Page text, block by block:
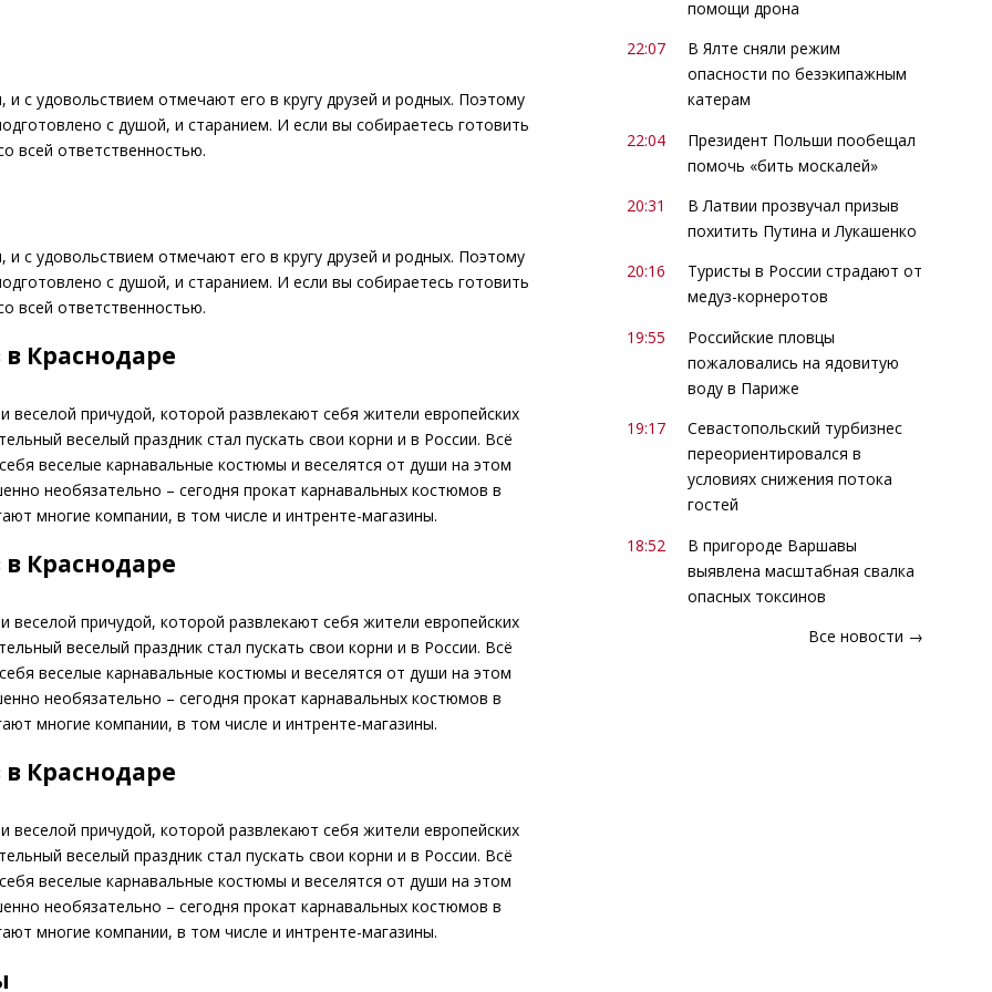
с удовольствием отмечают его в кругу друзей и родных. Поэтому
с душой, и старанием. И если вы собираетесь готовить
всей ответственностью.
с удовольствием отмечают его в кругу друзей и родных. Поэтому
с душой, и старанием. И если вы собираетесь готовить
всей ответственностью.
Краснодаре
веселой причудой, которой развлекают себя жители европейских
веселый праздник стал пускать свои корни и в России. Всё
веселые карнавальные костюмы и веселятся от души на этом
необязательно – сегодня прокат карнавальных костюмов в
многие компании, в том числе и интренте-магазины.
Краснодаре
веселой причудой, которой развлекают себя жители европейских
веселый праздник стал пускать свои корни и в России. Всё
веселые карнавальные костюмы и веселятся от души на этом
необязательно – сегодня прокат карнавальных костюмов в
многие компании, в том числе и интренте-магазины.
Краснодаре
веселой причудой, которой развлекают себя жители европейских
веселый праздник стал пускать свои корни и в России. Всё
веселые карнавальные костюмы и веселятся от души на этом
необязательно – сегодня прокат карнавальных костюмов в
многие компании, в том числе и интренте-магазины.
помощи дрона
22:07
В Ялте сняли режим
опасности по безэкипажным
катерам
22:04
Президент Польши пообещал
помочь «бить москалей»
20:31
В Латвии прозвучал призыв
похитить Путина и Лукашенко
20:16
Туристы в России страдают от
медуз-корнеротов
19:55
Российские пловцы
пожаловались на ядовитую
воду в Париже
19:17
Севастопольский турбизнес
переориентировался в
условиях снижения потока
гостей
18:52
В пригороде Варшавы
выявлена масштабная свалка
опасных токсинов
Все новости →